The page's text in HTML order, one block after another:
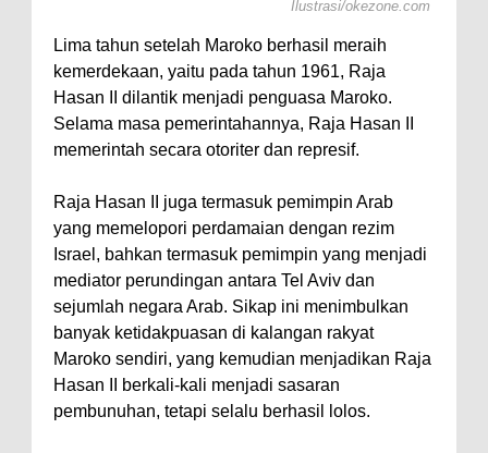
Ilustrasi/okezone.com
Lima tahun setelah Maroko berhasil meraih
kemerdekaan, yaitu pada tahun 1961, Raja
Hasan II dilantik menjadi penguasa Maroko.
Selama masa pemerintahannya, Raja Hasan II
memerintah secara otoriter dan represif.
Raja Hasan II juga termasuk pemimpin Arab
yang memelopori perdamaian dengan rezim
Israel, bahkan termasuk pemimpin yang menjadi
mediator perundingan antara Tel Aviv dan
sejumlah negara Arab. Sikap ini menimbulkan
banyak ketidakpuasan di kalangan rakyat
Maroko sendiri, yang kemudian menjadikan Raja
Hasan II berkali-kali menjadi sasaran
pembunuhan, tetapi selalu berhasil lolos.